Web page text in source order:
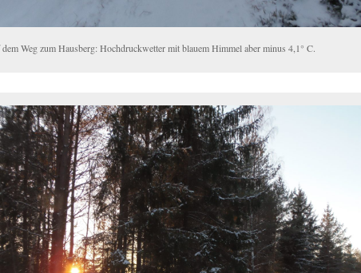
Weg zum Hausberg: Hochdruckwetter mit blauem Himmel aber minus 4,1° C.